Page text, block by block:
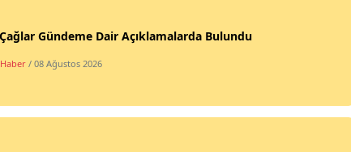
Gündeme Dair Açıklamalarda Bulundu
/ 08 Ağustos 2026